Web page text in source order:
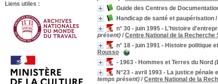
Guide des Centres de
Handicap de santé et paupérisation /
n° 30 - juin 1995 - L'histoire
présent) / Centre National de la Recherche
n° 18 - juin 1991 - Histoire politique
Rousso
- 1963 - Hommes et Terres du Nord
N°23 - avril 1993 - La justice
temps présent) / Centre National de la
Liens utiles :